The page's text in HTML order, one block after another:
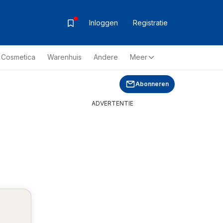
Inloggen Registratie
Warenhuis Andere Meer
Abonneren
ADVERTENTIE